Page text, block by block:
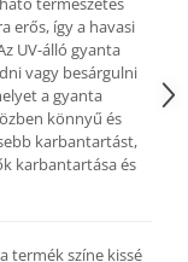
erős, így a havasi
UV-álló gyanta
vagy besárgulni
a gyanta
könnyű és
karbantartást,
karbantartása és
termék színe kissé